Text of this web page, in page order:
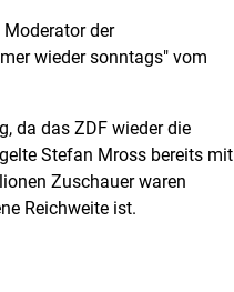
der
wieder sonntags" vom
da das ZDF wieder die
Stefan Mross bereits mit
Zuschauer waren
Reichweite ist.